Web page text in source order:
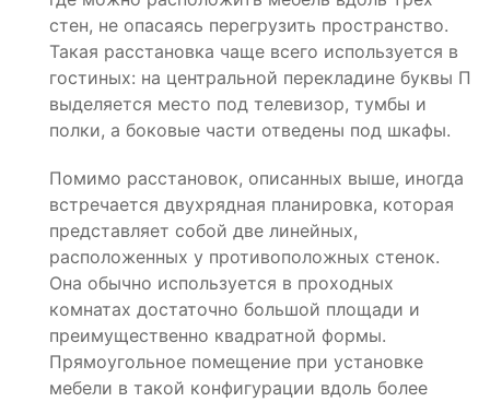
стен, не опасаясь перегрузить пространство.
Такая расстановка чаще всего используется в
гостиных: на центральной перекладине буквы П
выделяется место под телевизор, тумбы и
полки, а боковые части отведены под шкафы.
Помимо расстановок, описанных выше, иногда
встречается двухрядная планировка, которая
представляет собой две линейных,
расположенных у противоположных стенок.
Она обычно используется в проходных
комнатах достаточно большой площади и
преимущественно квадратной формы.
Прямоугольное помещение при установке
мебели в такой конфигурации вдоль более